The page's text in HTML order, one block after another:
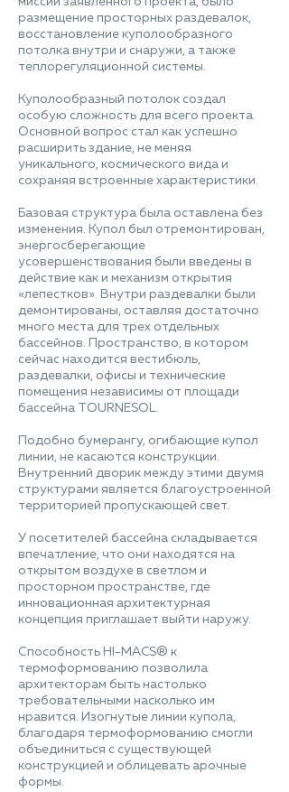
размещение просторных раздевалок,
восстановление куполообразного
потолка внутри и снаружи, а также
теплорегуляционной системы.
Куполообразный потолок создал
особую сложность для всего проекта.
Основной вопрос стал как успешно
расширить здание, не меняя
уникального, космического вида и
сохраняя встроенные характеристики.
Базовая структура была оставлена без
изменения. Купол был отремонтирован,
энергосберегающие
усовершенствования были введены в
действие как и механизм открытия
«лепестков». Внутри раздевалки были
демонтированы, оставляя достаточно
много места для трех отдельных
бассейнов. Пространство, в котором
сейчас находится вестибюль,
раздевалки, офисы и технические
помещения независимы от площади
бассейна TOURNESOL.
Подобно бумерангу, огибающие купол
линии, не касаются конструкции.
Внутренний дворик между этими двумя
структурами является благоустроенной
территорией пропускающей свет.
У посетителей бассейна складывается
впечатление, что они находятся на
открытом воздухе в светлом и
просторном пространстве, где
инновационная архитектурная
концепция приглашает выйти наружу.
Способность HI-MACS® к
термоформованию позволила
архитекторам быть настолько
требовательными насколько им
нравится. Изогнутые линии купола,
благодаря термоформованию смогли
объединиться с существующей
конструкцией и облицевать арочные
формы.